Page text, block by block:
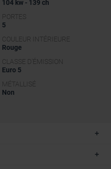
104 kw - 139 ch
PORTES
5
COULEUR INTÉRIEURE
Rouge
CLASSE D'ÉMISSION
Euro 5
MÉTALLISÉ
Non